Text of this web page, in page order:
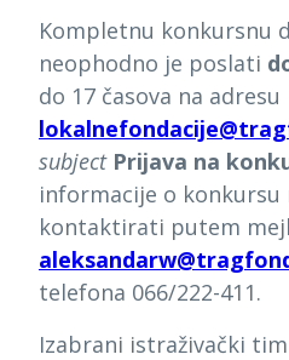
Kompletnu konkursnu
neophodno je poslati
do 17 časova na adresu
subjectPrijava na
informacije o konkursu
kontaktirati putem
telefona 066/222-411.
Izabrani istraživački